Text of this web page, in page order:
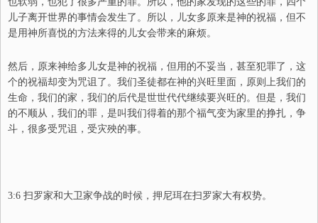
儿子离开世界的事情会发生了。所以，儿女多原来是神的祝福，但不
是用神所喜悦的方法来得的儿女会带来的麻烦。
然后，原来神给多儿女是神的祝福，但用的不妥当，甚至犯罪了，这
个的祝福却变为咒诅了。我们圣徒都在神的兴旺里面，原则上我们的
生命，我们的家，我们的后代是世世代代继续要兴旺的。但是，我们
的不顺从，我们的罪，是叫我们得着的那个福气变为家里的挣扎，争
斗，很多受咒诅，受灾殃的事。
3:6 扫罗家和大卫家争战的时候，押尼珥在扫罗家大有权势。